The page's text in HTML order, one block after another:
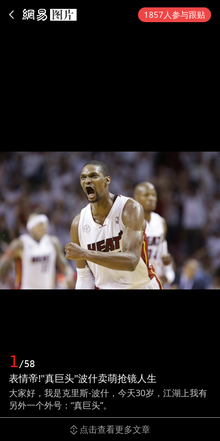
1857人参与跟贴
1/58
表情帝!"真巨头"波什卖萌抢镜人生
大家好，我是克里斯-波什，今天30岁，江湖上我有
另外一个外号：“真巨头”。
点击查看更多文章